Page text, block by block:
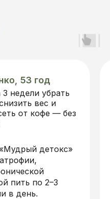
53 год
3 недели убрать
вес и
от кофе — без
детокс»
пить по 2–3
в день.